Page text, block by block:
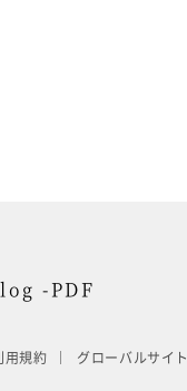
-PDF
用規約 グローバルサイト